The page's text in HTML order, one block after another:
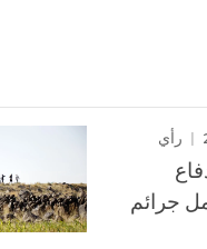
رأي
جرائم